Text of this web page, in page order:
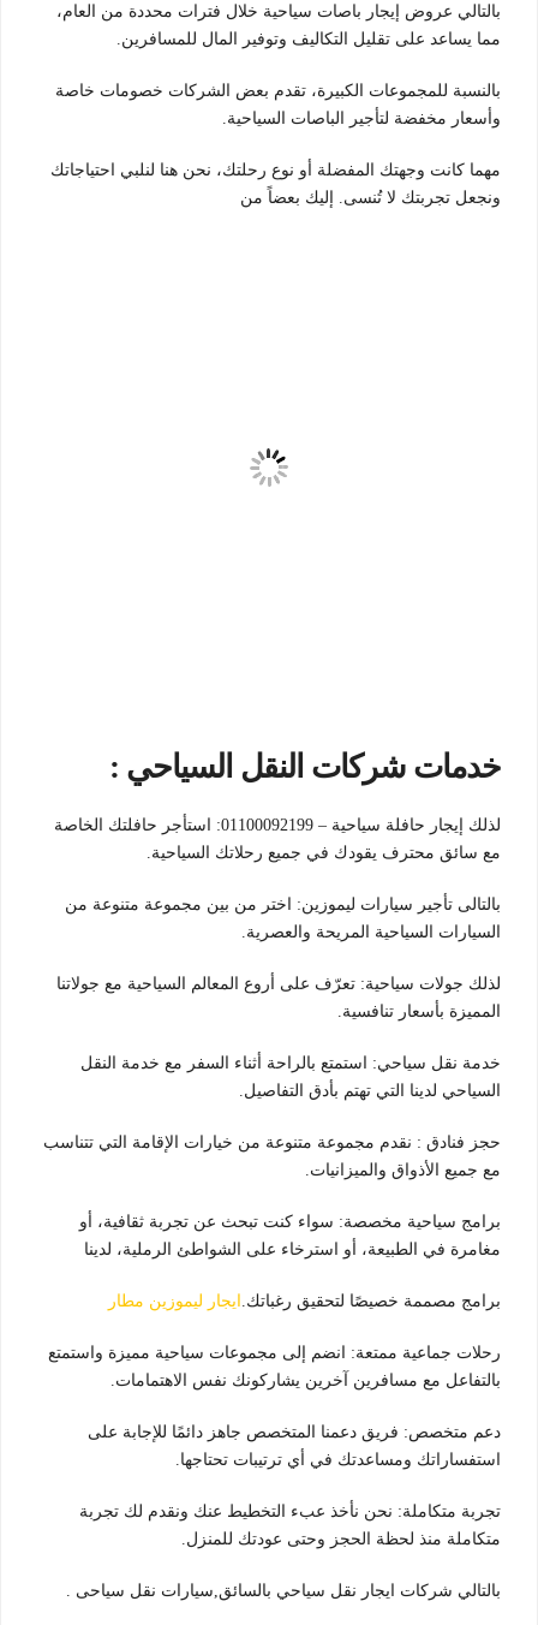
بالتالي عروض إيجار باصات سياحية خلال فترات محددة من العام،
مما يساعد على تقليل التكاليف وتوفير المال للمسافرين.
بالنسبة للمجموعات الكبيرة، تقدم بعض الشركات خصومات خاصة
وأسعار مخفضة لتأجير الباصات السياحية.
مهما كانت وجهتك المفضلة أو نوع رحلتك، نحن هنا لنلبي احتياجاتك
ونجعل تجربتك لا تُنسى. إليك بعضاً من
خدمات شركات النقل السياحي :
لذلك إيجار حافلة سياحية – 01100092199: استأجر حافلتك الخاصة
مع سائق محترف يقودك في جميع رحلاتك السياحية.
بالتالى تأجير سيارات ليموزين: اختر من بين مجموعة متنوعة من
السيارات السياحية المريحة والعصرية.
لذلك جولات سياحية: تعرّف على أروع المعالم السياحية مع جولاتنا
المميزة بأسعار تنافسية.
خدمة نقل سياحي: استمتع بالراحة أثناء السفر مع خدمة النقل
السياحي لدينا التي تهتم بأدق التفاصيل.
حجز فنادق : نقدم مجموعة متنوعة من خيارات الإقامة التي تتناسب
مع جميع الأذواق والميزانيات.
برامج سياحية مخصصة: سواء كنت تبحث عن تجربة ثقافية، أو
مغامرة في الطبيعة، أو استرخاء على الشواطئ الرملية، لدينا
برامج مصممة خصيصًا لتحقيق رغباتك. ايجار ليموزين مطار
رحلات جماعية ممتعة: انضم إلى مجموعات سياحية مميزة واستمتع
بالتفاعل مع مسافرين آخرين يشاركونك نفس الاهتمامات.
دعم متخصص: فريق دعمنا المتخصص جاهز دائمًا للإجابة على
استفساراتك ومساعدتك في أي ترتيبات تحتاجها.
تجربة متكاملة: نحن نأخذ عبء التخطيط عنك ونقدم لك تجربة
متكاملة منذ لحظة الحجز وحتى عودتك للمنزل.
بالتالي شركات ايجار نقل سياحي بالسائق,سيارات نقل سياحى .